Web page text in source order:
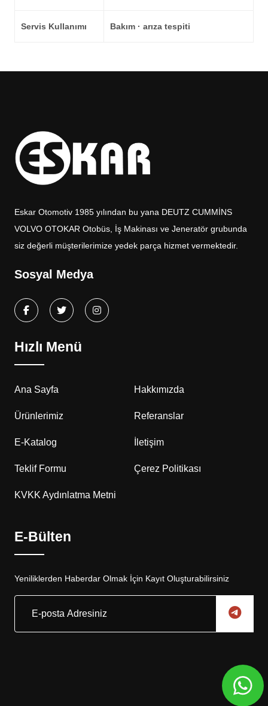
Servis Kullanımı Bakım · arıza tespiti
Eskar Otomotiv 1985 yılından bu yana DEUTZ CUMMİNS
VOLVO OTOKAR Otobüs, İş Makinası ve Jeneratör grubunda
siz değerli müşterilerimize yedek parça hizmet vermektedir.
Sosyal Medya
Hızlı Menü
Ana Sayfa Hakkımızda
Ürünlerimiz Referanslar
E-Katalog İletişim
Teklif Formu Çerez Politikası
KVKK Aydınlatma Metni
E-Bülten
Yeniliklerden Haberdar Olmak İçin Kayıt Oluşturabilirsiniz